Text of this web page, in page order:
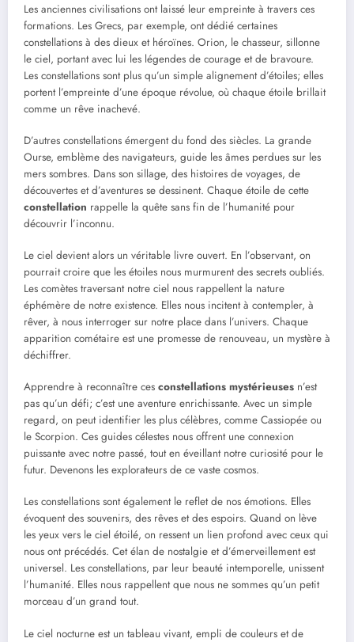
Les anciennes civilisations ont laissé leur empreinte à travers ces
formations. Les Grecs, par exemple, ont dédié certaines
constellations à des dieux et héroïnes. Orion, le chasseur, sillonne
le ciel, portant avec lui les légendes de courage et de bravoure.
Les constellations sont plus qu’un simple alignement d’étoiles; elles
portent l’empreinte d’une époque révolue, où chaque étoile brillait
comme un rêve inachevé.
D’autres constellations émergent du fond des siècles. La grande
Ourse, emblème des navigateurs, guide les âmes perdues sur les
mers sombres. Dans son sillage, des histoires de voyages, de
découvertes et d’aventures se dessinent. Chaque étoile de cette
constellation rappelle la quête sans fin de l’humanité pour
découvrir l’inconnu.
Le ciel devient alors un véritable livre ouvert. En l’observant, on
pourrait croire que les étoiles nous murmurent des secrets oubliés.
Les comètes traversant notre ciel nous rappellent la nature
éphémère de notre existence. Elles nous incitent à contempler, à
rêver, à nous interroger sur notre place dans l’univers. Chaque
apparition cométaire est une promesse de renouveau, un mystère à
déchiffrer.
Apprendre à reconnaître ces constellations mystérieuses n’est
pas qu’un défi; c’est une aventure enrichissante. Avec un simple
regard, on peut identifier les plus célèbres, comme Cassiopée ou
le Scorpion. Ces guides célestes nous offrent une connexion
puissante avec notre passé, tout en éveillant notre curiosité pour le
futur. Devenons les explorateurs de ce vaste cosmos.
Les constellations sont également le reflet de nos émotions. Elles
évoquent des souvenirs, des rêves et des espoirs. Quand on lève
les yeux vers le ciel étoilé, on ressent un lien profond avec ceux qui
nous ont précédés. Cet élan de nostalgie et d’émerveillement est
universel. Les constellations, par leur beauté intemporelle, unissent
l’humanité. Elles nous rappellent que nous ne sommes qu’un petit
morceau d’un grand tout.
Le ciel nocturne est un tableau vivant, empli de couleurs et de